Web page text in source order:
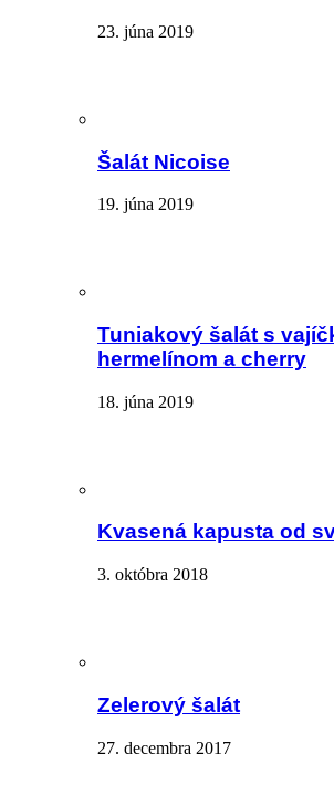
23. júna 2019
Šalát Nicoise
19. júna 2019
Tuniakový šalát s
hermelínom a cherry
18. júna 2019
Kvasená kapusta od
3. októbra 2018
Zelerový šalát
27. decembra 2017